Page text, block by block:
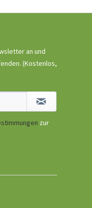
an und
(Kostenlos,
zur